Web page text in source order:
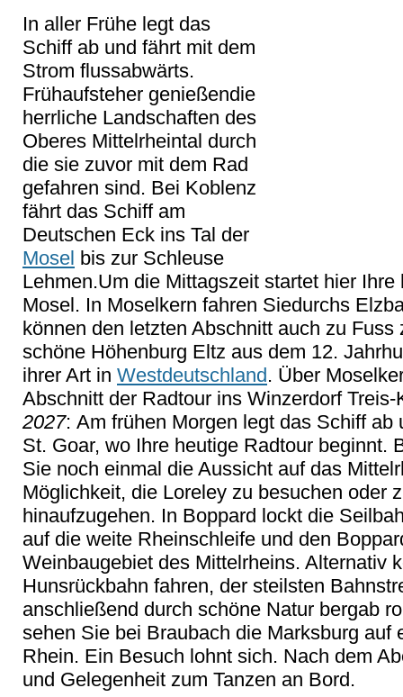
In aller Frühe legt das
Schiff ab und fährt mit dem
Strom flussabwärts.
Frühaufsteher genießendie
herrliche Landschaften des
Oberes Mittelrheintal durch
die sie zuvor mit dem Rad
gefahren sind. Bei Koblenz
fährt das Schiff am
Deutschen Eck ins Tal der
Mosel bis zur Schleuse
Lehmen.Um die Mittagszeit startet hier
Mosel. In Moselkern fahren Siedurchs
können den letzten Abschnitt auch zu
schöne Höhenburg Eltz aus dem 12.
ihrer Art in Westdeutschland. Über
Abschnitt der Radtour ins Winzerdorf Treis-
2027: Am frühen Morgen legt das Schiff
St. Goar, wo Ihre heutige Radtour beginnt.
Sie noch einmal die Aussicht auf das
Möglichkeit, die Loreley zu besuchen oder
hinaufzugehen. In Boppard lockt die
auf die weite Rheinschleife und den
Weinbaugebiet des Mittelrheins. Alternativ
Hunsrückbahn fahren, der steilsten
anschließend durch schöne Natur bergab
sehen Sie bei Braubach die Marksburg auf
Rhein. Ein Besuch lohnt sich. Nach dem
und Gelegenheit zum Tanzen an Bord.